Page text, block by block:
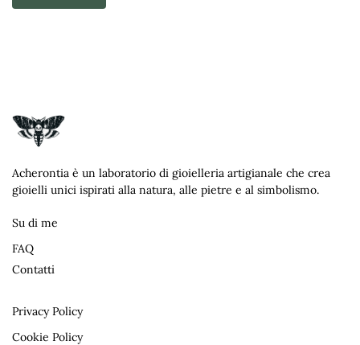
n
a
i
v
:
Acherontia è un laboratorio di gioielleria artigianale che crea
gioielli unici ispirati alla natura, alle pietre e al simbolismo.
Su di me
FAQ
Contatti
Privacy Policy
Cookie Policy